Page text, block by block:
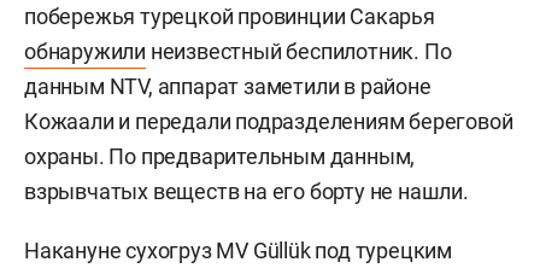
побережья турецкой провинции Сакарья
обнаружили неизвестный беспилотник. По
данным NTV, аппарат заметили в районе
Кожаали и передали подразделениям береговой
охраны. По предварительным данным,
взрывчатых веществ на его борту не нашли.
Накануне сухогруз MV Güllük под турецким